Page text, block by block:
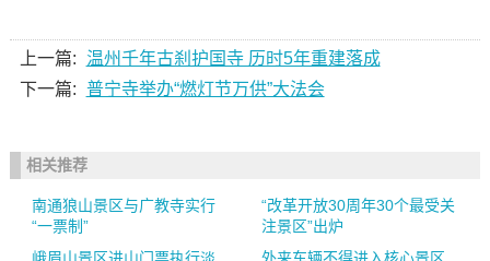
上一篇: 温州千年古刹护国寺 历时5年重建落成
下一篇: 普宁寺举办“燃灯节万供”大法会
相关推荐
南通狼山景区与广教寺实行
“一票制”
“改革开放30周年30个最受关
注景区”出炉